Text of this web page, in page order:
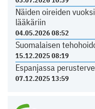
Näiden oireiden
lääkäriin
04.05.2026 08:52
Suomalaisen
15.12.2025 08:19
Espanjassa
07.12.2025 13:59